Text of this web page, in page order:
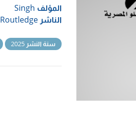
المؤلف Singh
الناشر Routledge
سنة النشر